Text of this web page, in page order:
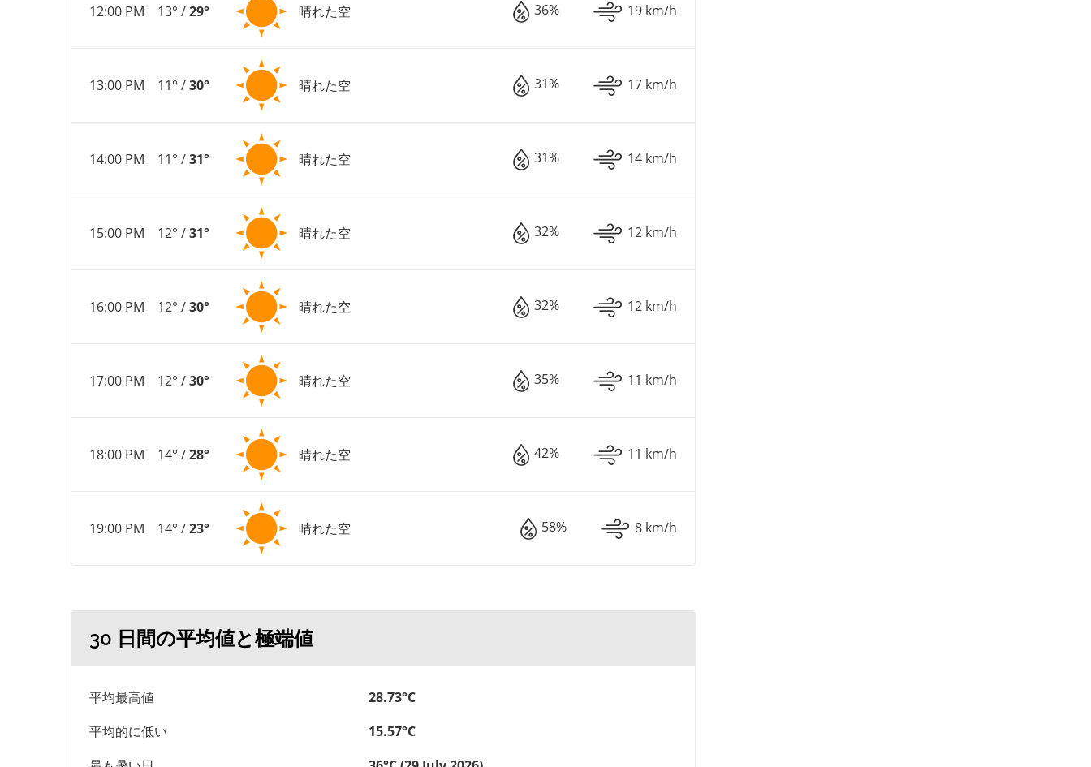
12:00 PM 13° /29° 晴れた空 36% 19 km/h
13:00 PM 11° /30° 晴れた空 31% 17 km/h
14:00 PM 11° /31° 晴れた空 31% 14 km/h
15:00 PM 12° /31° 晴れた空 32% 12 km/h
16:00 PM 12° /30° 晴れた空 32% 12 km/h
17:00 PM 12° /30° 晴れた空 35% 11 km/h
18:00 PM 14° /28° 晴れた空 42% 11 km/h
19:00 PM 14° /23° 晴れた空 58% 8 km/h
30 日間の平均値と極端値
平均最高値
28.73°C
平均的に低い
15.57°C